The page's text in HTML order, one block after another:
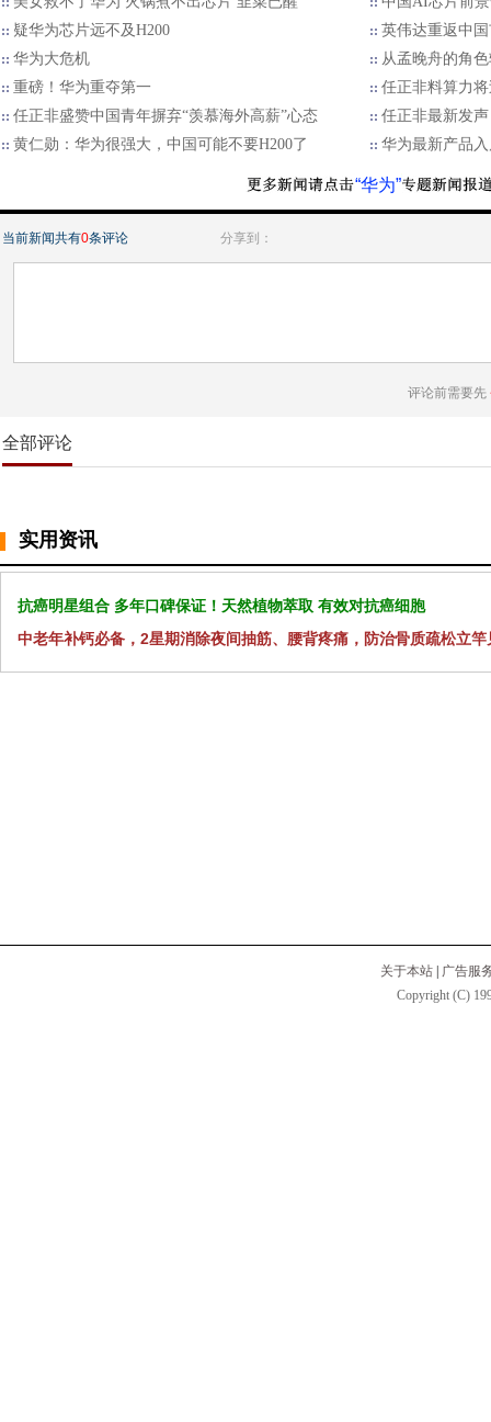
疑华为芯片远不及H200
英伟达重返中
华为大危机
从孟晚舟的角
重磅！华为重夺第一
任正非料算力
任正非盛赞中国青年摒弃“羡慕海外高薪”心态
任正非最新发声
黄仁勋：华为很强大，中国可能不要H200了
华为最新产品
“华为”
当前新闻共有0条评论 分享到：
评论前需要先
全部评论
实用资讯
抗癌明星组合 多年口碑保证！天然植物萃取 有效对抗癌细胞
中老年补钙必备，2星期消除夜间抽筋、腰背疼痛，防治骨质疏松立竿
关于本站
广告服
Copyright (C)